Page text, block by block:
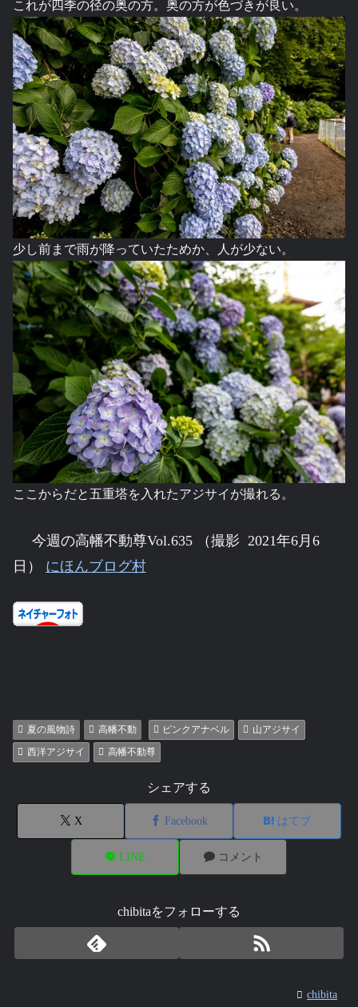
これが四季の径の奥の方。奥の方が色づきが良い。
少し前まで雨が降っていたためか、人が少ない。
ここからだと五重塔を入れたアジサイが撮れる。
今週の高幡不動尊Vol.635 （撮影 2021年6月6
日） にほんブログ村
夏の風物詩 高幡不動 ピンクアナベル
山アジサイ
西洋アジサイ
高幡不動尊
シェアする
X Facebook はてブ
LINE コメント
chibitaをフォローする
chibita